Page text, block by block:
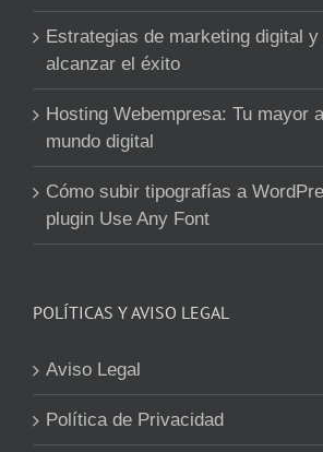
Estrategias de marketing digital
alcanzar el éxito
Hosting Webempresa: Tu mayor
mundo digital
Cómo subir tipografías a
plugin Use Any Font
POLÍTICAS Y AVISO LEGAL
Aviso Legal
Política de Privacidad